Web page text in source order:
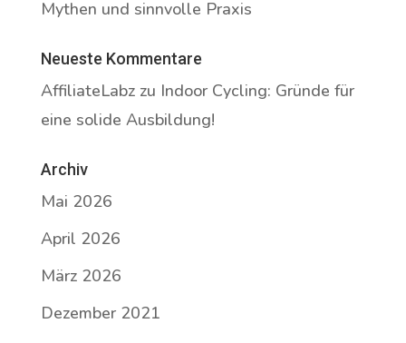
Mythen und sinnvolle Praxis
Neueste Kommentare
AffiliateLabzzu Indoor Cycling: Gründe für
eine solide Ausbildung!
Archiv
Mai 2026
April 2026
März 2026
Dezember 2021